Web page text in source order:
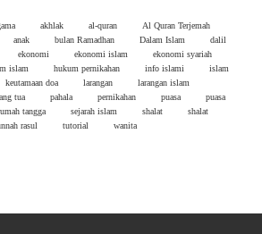
akhlak al-quran
Al Quran Terjemah
anak bulan Ramadhan Dalam Islam
dalil
ekonomi ekonomi islam
ekonomi syariah
islam hukum pernikahan info islami
islam
keutamaan doa larangan
larangan islam
tua pahala pernikahan puasa
puasa
tangga sejarah islam shalat
shalat
rasul tutorial wanita